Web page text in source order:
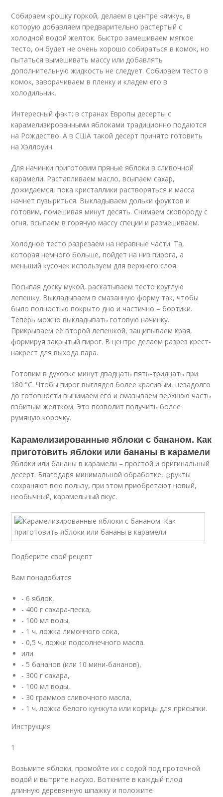
Собираем крошку горкой, делаем в центре «ямку», в
которую добавляем предварительно растертый с
холодной водой желток. Быстро замешиваем мягкое
тесто, он будет не очень хорошо собираться в комок, но
пытаться вымешивать массу или добавлять
дополнительную жидкость не следует. Собираем тесто в
комок, заворачиваем в пленку и кладем его в
холодильник.
Интересный факт: в странах Европы десерты с
карамелизированными яблоками традиционно подаются
на Рождество. А в США такой десерт принято готовить
на Хэллоуин.
Для начинки приготовим пряные яблоки в сливочной
карамели. Растапливаем масло, всыпаем сахар,
дожидаемся, пока кристаллики растворяться и масса
начнет пузыриться. Выкладываем дольки фруктов и
готовим, помешивая минут десять. Снимаем сковороду с
огня, всыпаем в горячую массу специи и размешиваем.
Холодное тесто разрезаем на неравные части. Та,
которая немного больше, пойдет на низ пирога, а
меньший кусочек используем для верхнего слоя.
Посыпая доску мукой, раскатываем тесто круглую
лепешку. Выкладываем в смазанную форму так, чтобы
было полностью покрыто дно и частично – бортики.
Теперь можно выкладывать готовую начинку.
Прикрываем её второй лепешкой, защипываем края,
формируя закрытый пирог. В центре делаем разрез крест-
накрест для выхода пара.
Готовим в духовке минут двадцать пять-тридцать при
180 °C. Чтобы пирог выглядел более красивым, незадолго
до готовности вынимаем его и смазываем верхнюю часть
взбитым желтком. Это позволит получить более
румяную корочку.
Карамелизированные яблоки с бананом. Как
приготовить яблоки или бананы в карамели
Яблоки или бананы в карамели – простой и оригинальный
десерт. Благодаря минимальной обработке, фрукты
сохраняют всю пользу, при этом приобретают новый,
необычный, карамельный вкус.
Подберите свой рецепт
Вам понадобится
- 6 яблок,
- 400 г сахара-песка,
- 100 мл воды,
- 1 ч. ложка лимонного сока,
- 0,5 ч. ложки подсолнечного масла.
или
- 5 бананов (или 10 мини-бананов),
- 300 г сахара,
- 100 мл воды,
- 30 граммов сливочного масла,
- 1 ч. ложка белого кунжута или корицы для присыпки.
Инструкция
1
Возьмите яблоки, промойте их с содой под проточной
водой и вытрите насухо. Воткните в каждый плод
длинную деревянную шпажку и положите